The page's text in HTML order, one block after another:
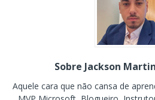
Sobre Jackson
Aquele cara que não cansa de